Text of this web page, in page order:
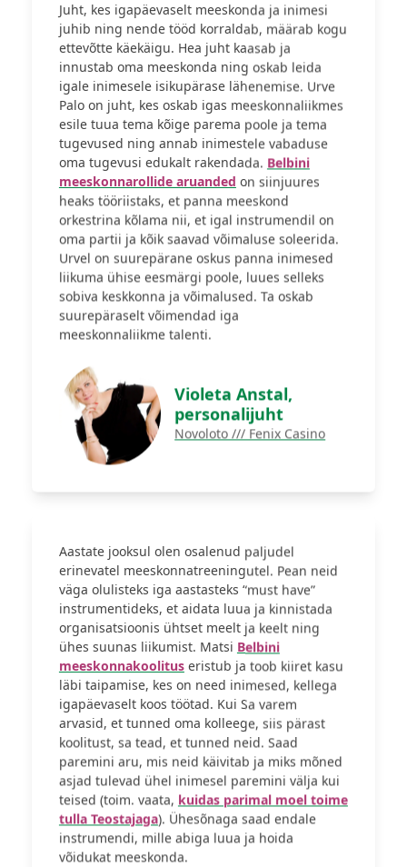
Juht, kes igapäevaselt meeskonda ja inimesi
juhib ning nende tööd korraldab, määrab kogu
ettevõtte käekäigu. Hea juht kaasab ja
innustab oma meeskonda ning oskab leida
igale inimesele isikupärase lähenemise. Urve
Palo on juht, kes oskab igas meeskonnaliikmes
esile tuua tema kõige parema poole ja tema
tugevused ning annab inimestele vabaduse
oma tugevusi edukalt rakendada. Belbini
meeskonnarollide aruanded on siinjuures
heaks tööriistaks, et panna meeskond
orkestrina kõlama nii, et igal instrumendil on
oma partii ja kõik saavad võimaluse soleerida.
Urvel on suurepärane oskus panna inimesed
liikuma ühise eesmärgi poole, luues selleks
sobiva keskkonna ja võimalused. Ta oskab
suurepäraselt võimendad iga
meeskonnaliikme talenti.
Violeta Anstal,
personalijuht
Novoloto /// Fenix Casino
Aastate jooksul olen osalenud paljudel
erinevatel meeskonnatreeningutel. Pean neid
väga olulisteks iga aastasteks “must have”
instrumentideks, et aidata luua ja kinnistada
organisatsioonis ühtset meelt ja keelt ning
ühes suunas liikumist. Matsi Belbini
meeskonnakoolituseristub ja toob kiiret kasu
läbi taipamise, kes on need inimesed, kellega
igapäevaselt koos töötad. Kui Sa varem
arvasid, et tunned oma kolleege, siis pärast
koolitust, sa tead, et tunned neid. Saad
paremini aru, mis neid käivitab ja miks mõned
asjad tulevad ühel inimesel paremini välja kui
teised (toim. vaata, kuidas parimal moel toime
tulla Teostajaga). Ühesõnaga saad endale
instrumendi, mille abiga luua ja hoida
võidukat meeskonda.